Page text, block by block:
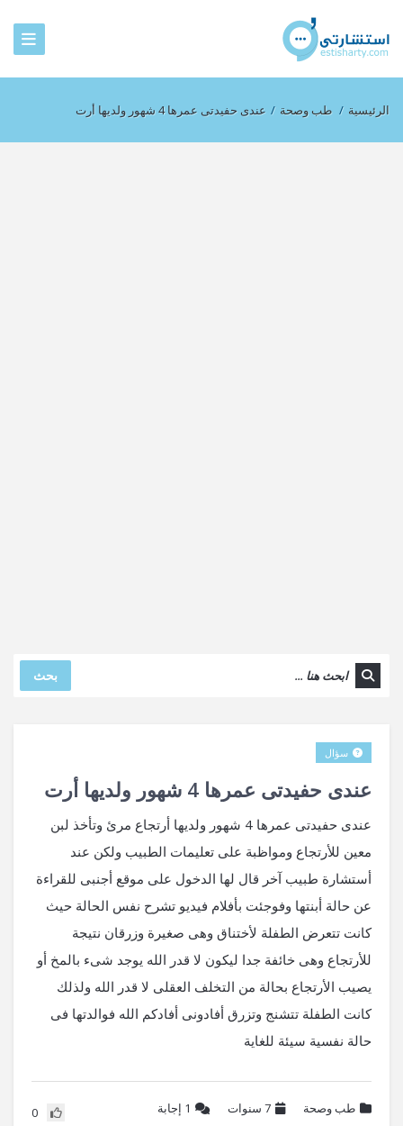
الرئيسية / طب وصحة / عندى حفيدتى عمرها 4 شهور ولديها أرت
بحث
عندى حفيدتى عمرها 4 شهور ولديها أرت
سؤال
عندى حفيدتى عمرها 4 شهور ولديها أرتجاع مرئ وتأخذ لبن
معين للأرتجاع ومواظبة على تعليمات الطبيب ولكن عند
أستشارة طبيب آخر قال لها الدخول على موقع أجنبى للقراءة
عن حالة أبنتها وفوجئت بأفلام فيديو تشرح نفس الحالة حيث
كانت تتعرض الطفلة لأختناق وهى صغيرة وزرقان نتيجة
للأرتجاع وهى خائفة جدا ليكون لا قدر الله يوجد شىء بالمخ أو
يصيب الأرتجاع بحالة من التخلف العقلى لا قدر الله ولذلك
كانت الطفلة تتشنج وتزرق أفادونى أفادكم الله فوالدتها فى
حالة نفسية سيئة للغاية
طب وصحة 7 سنوات 1 إجابة 0